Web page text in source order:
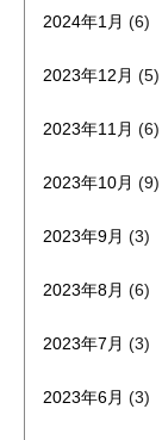
2024年1月 (6)
2023年12月 (5)
2023年11月 (6)
2023年10月 (9)
2023年9月 (3)
2023年8月 (6)
2023年7月 (3)
2023年6月 (3)